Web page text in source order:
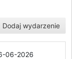
Dodaj wydarzenie
06-2026